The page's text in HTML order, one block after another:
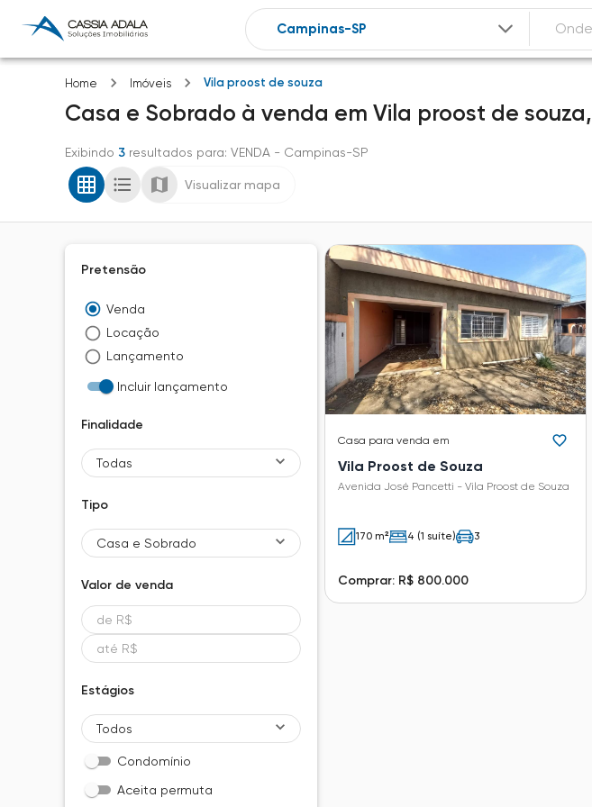
Home Imóveis Vila proost de souza
Casa e Sobrado à venda em Vila proost de souza,
Exibindo 3 resultados para: VENDA - Campinas-SP
Visualizar mapa
Pretensão
Venda
Locação
Lançamento
Incluir lançamento
Finalidade
Todas
Tipo
Casa e Sobrado
Valor de venda
Estágios
Todos
Condomínio
Aceita permuta
Casa para venda em
Vila Proost de Souza
Avenida José Pancetti - Vila Proost de Souza
170 m² 4 (1 suíte) 3
Comprar: R$ 800.000